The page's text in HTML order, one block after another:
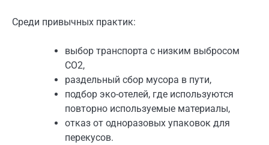
Среди привычных практик:
выбор транспорта с низким выбросом
CO2,
раздельный сбор мусора в пути,
подбор эко-отелей, где используются
повторно используемые материалы,
отказ от одноразовых упаковок для
перекусов.